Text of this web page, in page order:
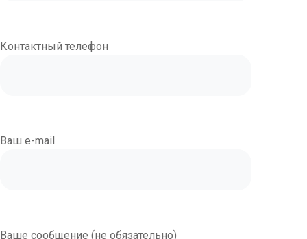
Контактный телефон
Ваш e-mail
Ваше сообщение (не обязательно)